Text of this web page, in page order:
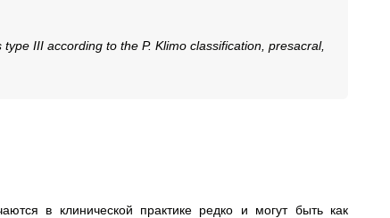
III according to the P. Klimo classification, presacral,
в клинической практике редко и могут быть как